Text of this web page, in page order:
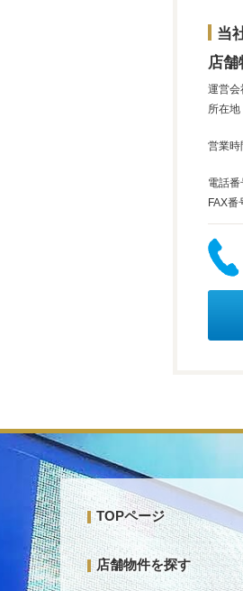
当
店舗
運営会
所在地
営業時
電話番
FAX番
TOPページ
店舗物件を探す